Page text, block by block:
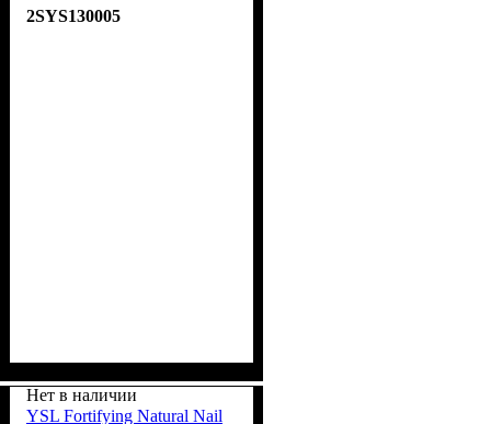
2SYS130005
Нет в наличии
YSL Fortifying Natural Nail